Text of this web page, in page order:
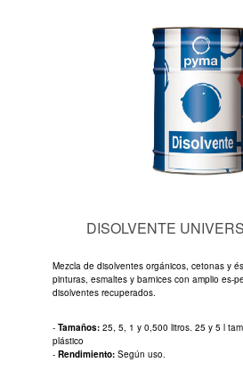
DISOLVENTE
Mezcla de disolventes orgánicos, cetonas y
pinturas, esmaltes y barnices con amplio es-
disolventes recuperados.
- Tamaños: 25, 5, 1 y 0,500 litros. 25 y 5 l
plástico
- Rendimiento: Según uso.